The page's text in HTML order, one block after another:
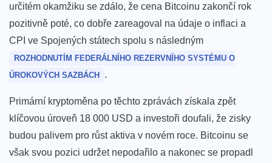
určitém okamžiku se zdálo, že cena Bitcoinu zakončí rok
pozitivně poté, co dobře zareagoval na údaje o inflaci a
CPI ve Spojených státech spolu s následným
ROZHODNUTÍM FEDERÁLNÍHO REZERVNÍHO SYSTÉMU O
ÚROKOVÝCH SAZBÁCH
.
Primární kryptoměna po těchto zprávách získala zpět
klíčovou úroveň 18 000 USD a investoři doufali, že zisky
budou palivem pro růst aktiva v novém roce. Bitcoinu se
však svou pozici udržet nepodařilo a nakonec se propadl